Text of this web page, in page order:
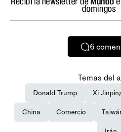
domingos
6
Temas del
Donald Trump Xi
China Comercio